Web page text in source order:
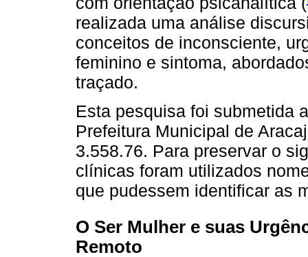
realizada uma análise
conceitos de inconsciente,
feminino e sintoma,
traçado.
Esta pesquisa foi submetida
Prefeitura Municipal de
3.558.76. Para preservar o
clínicas foram utilizados
que pudessem identificar as
O Ser Mulher e suas
Remoto